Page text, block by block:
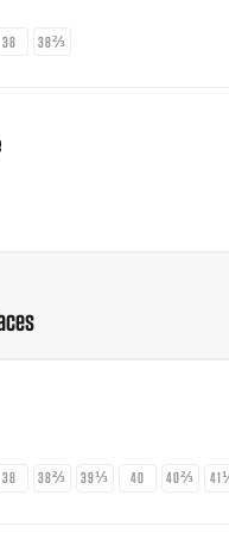
38 38⅔
38 38⅔ 39⅓ 40 40⅔